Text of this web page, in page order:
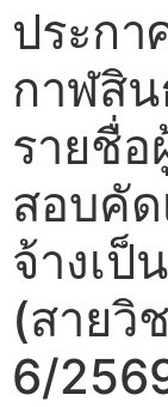
ประกา
กาฬสิน
รายชื่อ
สอบคั
จ้างเป็
(สายวิ
6/